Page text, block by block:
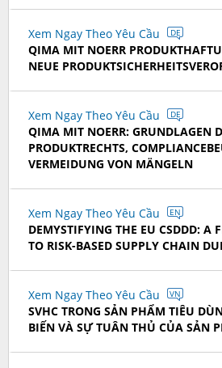
Xem Ngay Theo Yêu Cầu DE
QIMA MIT NOERR
NEUE
Xem Ngay Theo Yêu Cầu DE
QIMA MIT NOERR: GRUNDLAGEN
PRODUKTRECHTS,
VERMEIDUNG VON MÄNGELN
Xem Ngay Theo Yêu Cầu EN
DEMYSTIFYING THE EU CSDDD: A
TO RISK-BASED SUPPLY CHAIN
Xem Ngay Theo Yêu Cầu VN
SVHC TRONG SẢN PHẨM TIÊU
BIẾN VÀ SỰ TUÂN THỦ CỦA SẢN